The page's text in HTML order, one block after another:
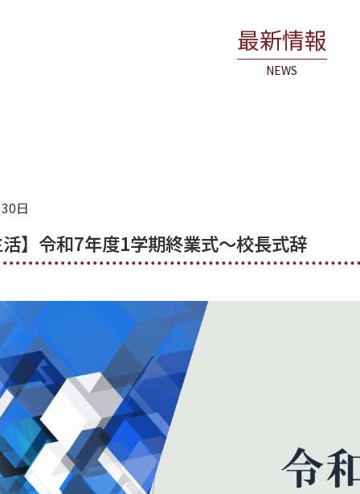
最新情報
NEWS
日
活】令和7年度1学期終業式～校長式辞